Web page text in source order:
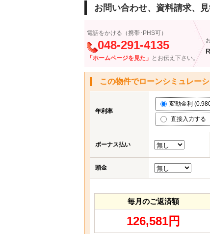
お問い合わせ、資料請求、
電話をかける（携帯･PHS可）
048-291-4135
「ホームページを見た」 とお伝え下さい。
この物件でローンシミュレー
年利率
変動金利
直接入力する
ボーナス払い
頭金
毎月のご返済額
126,581円